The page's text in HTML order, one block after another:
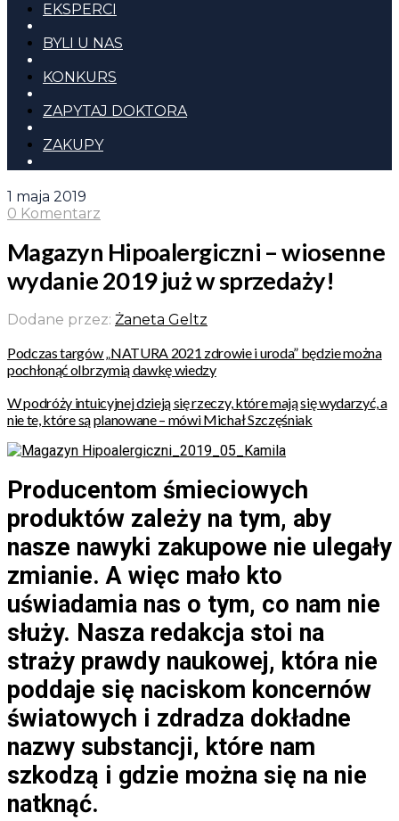
EKSPERCI
BYLI U NAS
KONKURS
ZAPYTAJ DOKTORA
ZAKUPY
1 maja 2019
0 Komentarz
Magazyn Hipoalergiczni – wiosenne
wydanie 2019 już w sprzedaży!
Dodane przez: Żaneta Geltz
Podczas targów „NATURA 2021 zdrowie i uroda” będzie można
pochłonąć olbrzymią dawkę wiedzy
W podróży intuicyjnej dzieją się rzeczy, które mają się wydarzyć, a
nie te, które są planowane – mówi Michał Szczęśniak
Producentom śmieciowych
produktów zależy na tym, aby
nasze nawyki zakupowe nie ulegały
zmianie. A więc mało kto
uświadamia nas o tym, co nam nie
służy. Nasza redakcja stoi na
straży prawdy naukowej, która nie
poddaje się naciskom koncernów
światowych i zdradza dokładne
nazwy substancji, które nam
szkodzą i gdzie można się na nie
natknąć.